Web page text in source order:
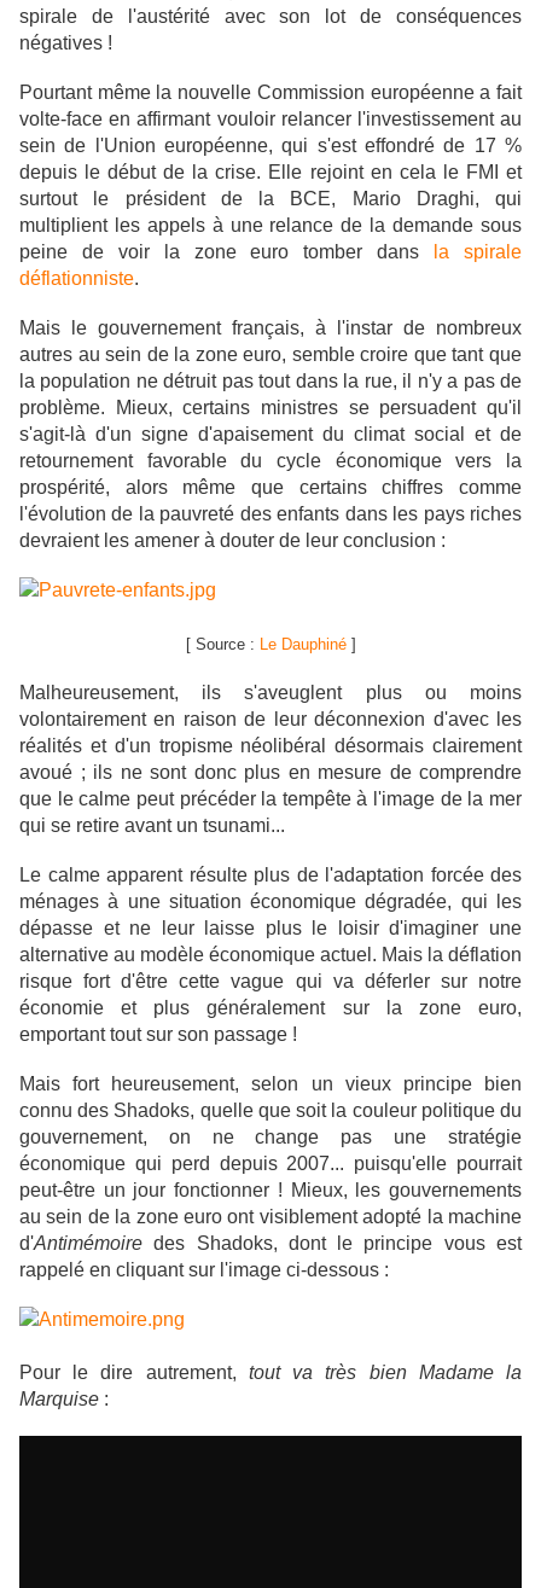
spirale de l'austérité avec son lot de conséquences
négatives !
Pourtant même la nouvelle Commission européenne a fait
volte-face en affirmant vouloir relancer l'investissement au
sein de l'Union européenne, qui s'est effondré de 17 %
depuis le début de la crise. Elle rejoint en cela le FMI et
surtout le président de la BCE, Mario Draghi, qui
multiplient les appels à une relance de la demande sous
peine de voir la zone euro tomber dans
la spirale
déflationniste.
Mais le gouvernement français, à l'instar de nombreux
autres au sein de la zone euro, semble croire que tant que
la population ne détruit pas tout dans la rue, il n'y a pas de
problème. Mieux, certains ministres se persuadent qu'il
s'agit-là d'un signe d'apaisement du climat social et de
retournement favorable du cycle économique vers la
prospérité, alors même que certains chiffres comme
l'évolution de la pauvreté des enfants dans les pays riches
devraient les amener à douter de leur conclusion :
[ Source : Le Dauphiné]
Malheureusement, ils s'aveuglent plus ou moins
volontairement en raison de leur déconnexion d'avec les
réalités et d'un tropisme néolibéral désormais clairement
avoué ; ils ne sont donc plus en mesure de comprendre
que le calme peut précéder la tempête à l'image de la mer
qui se retire avant un tsunami...
Le calme apparent résulte plus de l'adaptation forcée des
ménages à une situation économique dégradée, qui les
dépasse et ne leur laisse plus le loisir d'imaginer une
alternative au modèle économique actuel. Mais la déflation
risque fort d'être cette vague qui va déferler sur notre
économie et plus généralement sur la zone euro,
emportant tout sur son passage !
Mais fort heureusement, selon un vieux principe bien
connu des Shadoks, quelle que soit la couleur politique du
gouvernement, on ne change pas une stratégie
économique qui perd depuis 2007... puisqu'elle pourrait
peut-être un jour fonctionner ! Mieux, les gouvernements
au sein de la zone euro ont visiblement adopté la machine
d'Antimémoire des Shadoks, dont le principe vous est
rappelé en cliquant sur l'image ci-dessous :
Pour le dire autrement, tout va très bien Madame la
Marquise :